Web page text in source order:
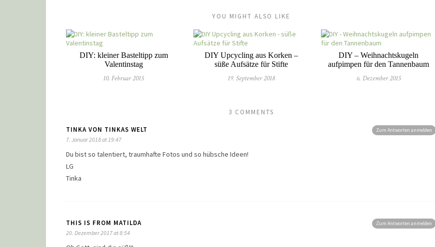
YOU MIGHT ALSO LIKE
DIY: kleiner Basteltipp zum
Valentinstag
10. Februar 2015
DIY Upcycling aus Korken –
süße Aufsätze für Stifte
19. September 2018
DIY – Weihnachtskugeln
aufpimpen für den Tannenbaum
6. Dezember 2015
3 COMMENTS
Zum Antworten anmelden
TINKA VON TINKAS WELT
7. Januar 2018 at 19:47
Du bist so talentiert, traumhafte Fotos und so hübsche Ideen!
LG
Tinka
Zum Antworten anmelden
THIS IS FROM MATILDA
20. Dezember 2017 at 8:54